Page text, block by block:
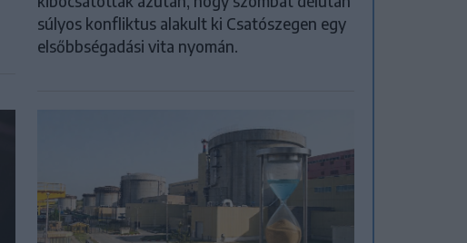
súlyos konfliktus alakult ki Csatószegen egy
elsőbbségadási vita nyomán.